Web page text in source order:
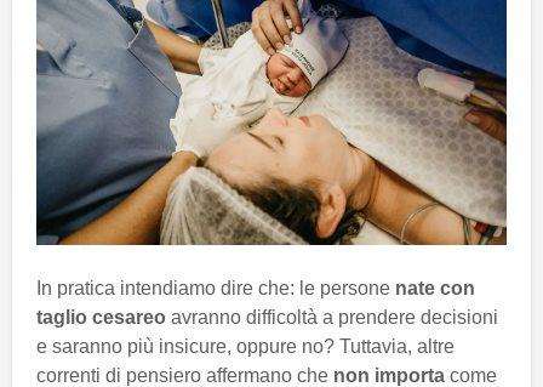
In pratica intendiamo dire che: le persone nate con
taglio cesareo avranno difficoltà a prendere decisioni
e saranno più insicure, oppure no? Tuttavia, altre
correnti di pensiero affermano che non importa come